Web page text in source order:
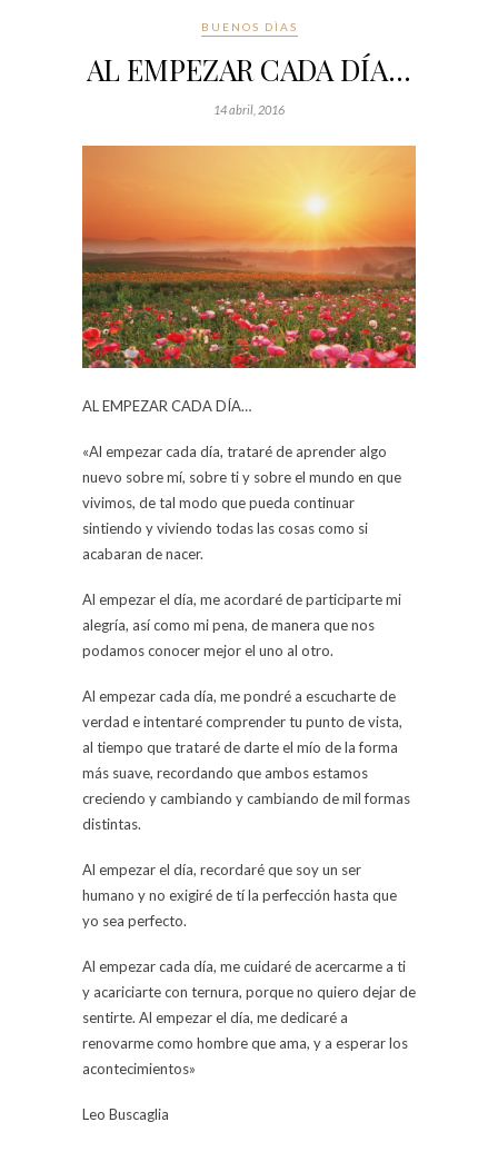
BUENOS DÌAS
AL EMPEZAR CADA DÍA…
14 abril, 2016
AL EMPEZAR CADA DÍA…
«Al empezar cada día, trataré de aprender algo
nuevo sobre mí, sobre ti y sobre el mundo en que
vivimos, de tal modo que pueda continuar
sintiendo y viviendo todas las cosas como si
acabaran de nacer.
Al empezar el día, me acordaré de participarte mi
alegría, así como mi pena, de manera que nos
podamos conocer mejor el uno al otro.
Al empezar cada día, me pondré a escucharte de
verdad e intentaré comprender tu punto de vista,
al tiempo que trataré de darte el mío de la forma
más suave, recordando que ambos estamos
creciendo y cambiando y cambiando de mil formas
distintas.
Al empezar el día, recordaré que soy un ser
humano y no exigiré de tí la perfección hasta que
yo sea perfecto.
Al empezar cada día, me cuidaré de acercarme a ti
y acariciarte con ternura, porque no quiero dejar de
sentirte. Al empezar el día, me dedicaré a
renovarme como hombre que ama, y a esperar los
acontecimientos»
Leo Buscaglia